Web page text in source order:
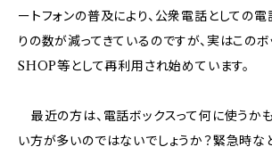
ートフォンの普及により、公衆電話としての電
りの数が減ってきているのですが、実はこの
SHOP等として再利用され始めています。
最近の方は、電話ボックスって何に使うか
い方が多いのではないでしょうか？緊急時な